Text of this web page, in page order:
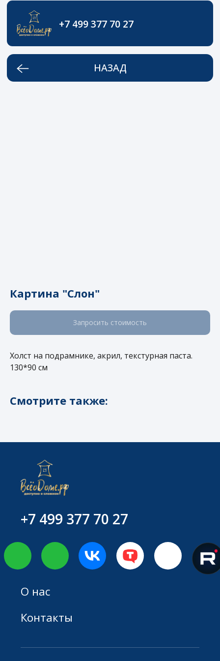
НАЗАД
Картина "Слон"
Запросить стоимость
Холст на подрамнике, акрил, текстурная паста.
130*90 см
Смотрите также:
+7 499 377 70 27
Контакты
© 2025
Политика конфиденциальности
Дизайн может быть не только
интерьерный:
Итальянское маркетинговое
агентство для стартапов со вкусом: